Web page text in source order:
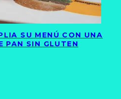
SU MENÚ CON UNA
PAN SIN GLUTEN